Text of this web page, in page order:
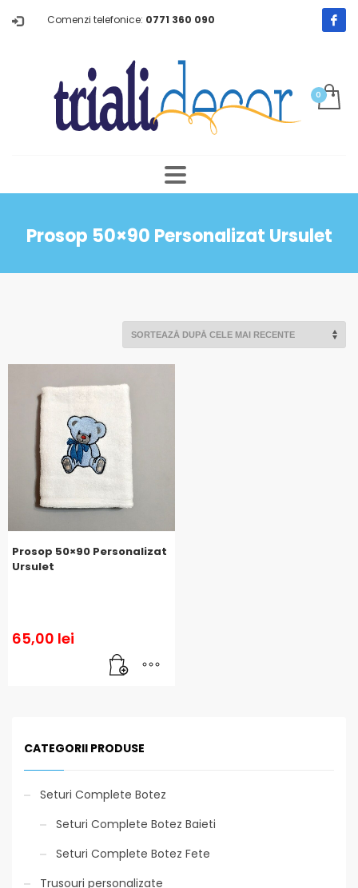
Comenzi telefonice: 0771 360 090
Prosop 50×90 Personalizat Ursulet
Prosop 50×90 Personalizat
Ursulet
65,00 lei
CATEGORII PRODUSE
Seturi Complete Botez
Seturi Complete Botez Baieti
Seturi Complete Botez Fete
Trusouri personalizate